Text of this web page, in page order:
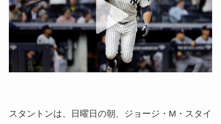
スタントンは、日曜日の朝、ジョージ・M・スタイ